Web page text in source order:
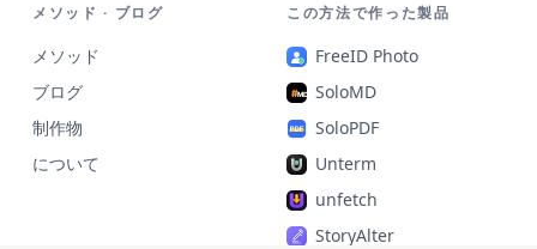
メソッド · ブログ
メソッド
ブログ
制作物
について
この方法で作った製品
FreeID Photo
SoloMD
SoloPDF
Unterm
unfetch
StoryAlter